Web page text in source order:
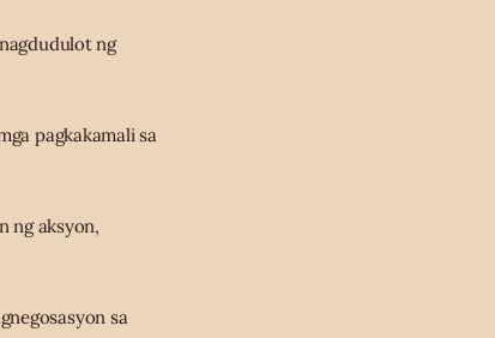
ng
pagkakamali sa
ng aksyon,
sa